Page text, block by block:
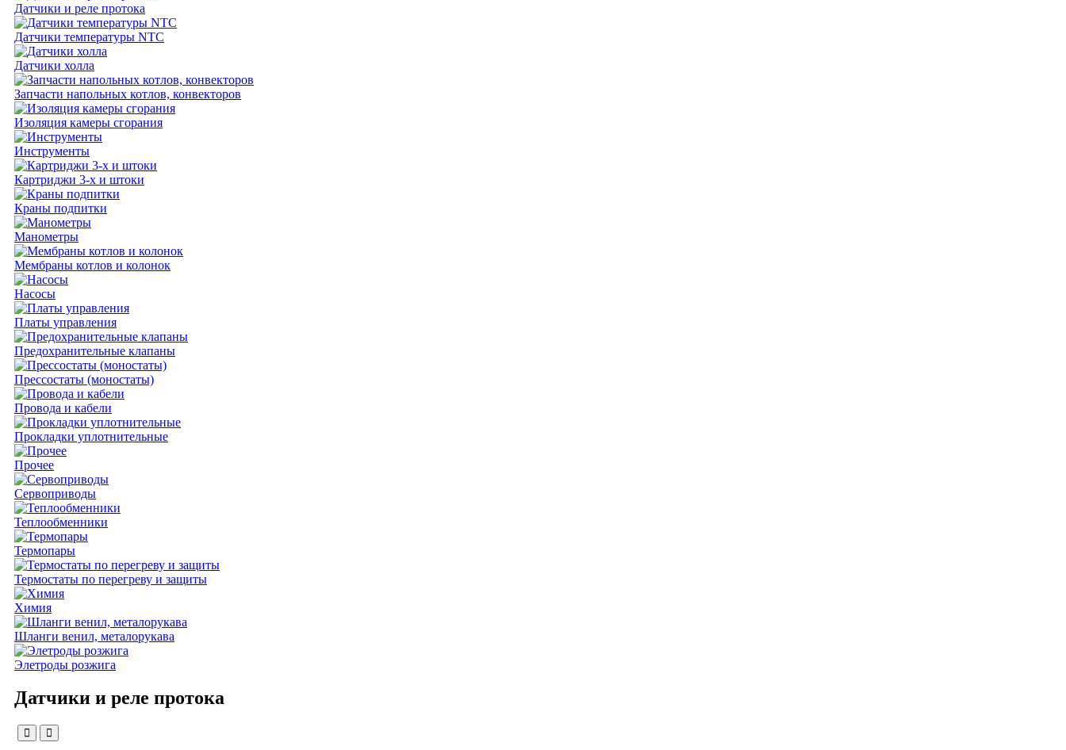
Датчики и реле протока
Датчики температуры NTC
Датчики холла
Запчасти напольных котлов, конвекторов
Изоляция камеры сгорания
Инструменты
Картриджи 3-х и штоки
Краны подпитки
Манометры
Мембраны котлов и колонок
Насосы
Платы управления
Предохранительные клапаны
Прессостаты (моностаты)
Провода и кабели
Прокладки уплотнительные
Прочее
Сервоприводы
Теплообменники
Термопары
Термостаты по перегреву и защиты
Химия
Шланги венил, металорукава
Элетроды розжига
Датчики и реле протока